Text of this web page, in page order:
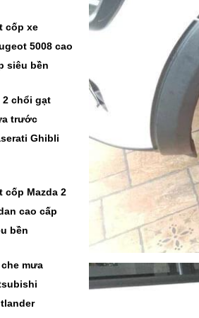
cốp xe
5008 cao
siêu bền
2 chổi gạt
trước
Ghibli
cốp Mazda 2
cao cấp
bền
che mưa